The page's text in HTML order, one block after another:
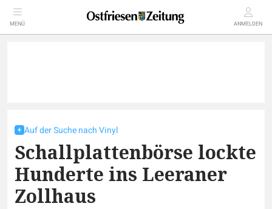
MENÜ ANMELDEN
Auf der Suche nach Vinyl
Schallplattenbörse lockte
Hunderte ins Leeraner
Zollhaus